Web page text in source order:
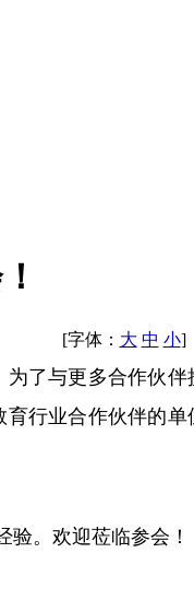
[字体： 大 中 小]
了与更多合作伙伴
行业合作伙伴的单
。欢迎莅临参会！